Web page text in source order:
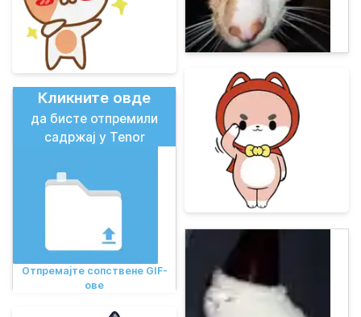
Кликните овде
да бисте отпремили
садржај у Tenor
Отпремајте сопствене GIF-
ове